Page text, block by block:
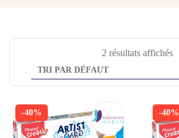
2 résultats affichés
-40% -40%